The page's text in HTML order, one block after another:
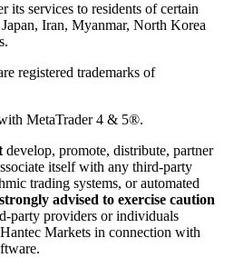
its services to residents of certain
Iran, Myanmar, North Korea
registered trademarks of
MetaTrader 4 & 5®.
develop, promote, distribute, partner
itself with any third-party
trading systems, or automated
strongly advised to exercise caution
party providers or individuals
Markets in connection with